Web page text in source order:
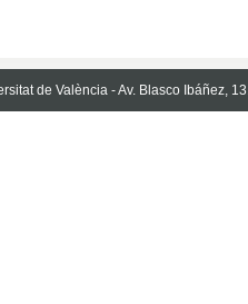
de València - Av. Blasco Ibáñez,